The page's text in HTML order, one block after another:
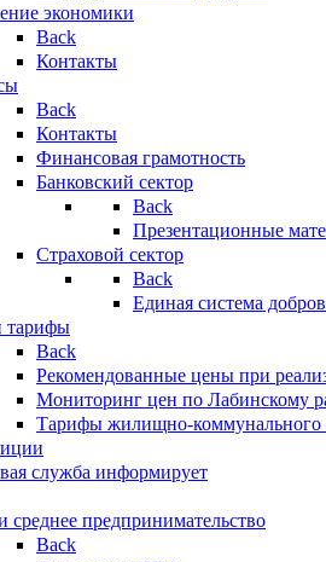
экономики
Back
Контакты
Back
Контакты
Финансовая грамотность
Банковский сектор
Back
Презентационные
Страховой сектор
Back
Единая система
тарифы
Back
Рекомендованные цены при
Мониторинг цен по Лабинскому
Тарифы жилищно-коммунального
служба информирует
среднее предпринимательство
Back